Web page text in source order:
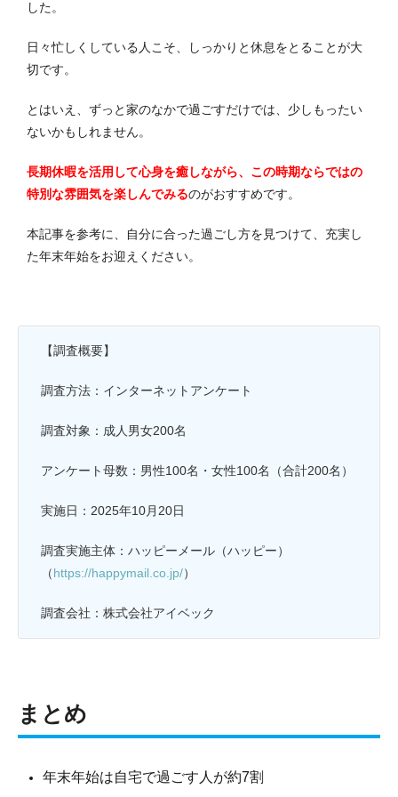
した。
日々忙しくしている人こそ、しっかりと休息をとることが大
切です。
とはいえ、ずっと家のなかで過ごすだけでは、少しもったい
ないかもしれません。
長期休暇を活用して心身を癒しながら、この時期ならではの
特別な雰囲気を楽しんでみるのがおすすめです。
本記事を参考に、自分に合った過ごし方を見つけて、充実し
た年末年始をお迎えください。
【調査概要】
調査方法：インターネットアンケート
調査対象：成人男女200名
アンケート母数：男性100名・女性100名（合計200名）
実施日：2025年10月20日
調査実施主体：ハッピーメール（ハッピー）
（https://happymail.co.jp/）
調査会社：株式会社アイベック
まとめ
年末年始は自宅で過ごす人が約7割